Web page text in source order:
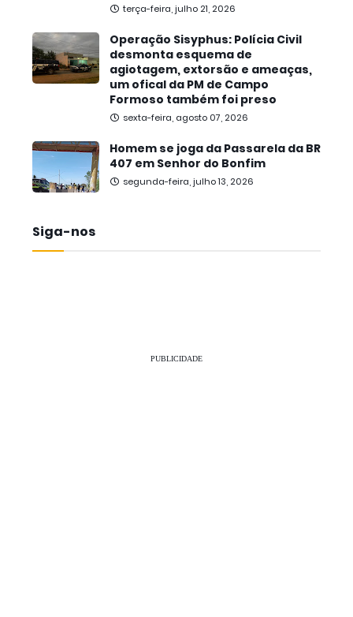
terça-feira, julho 21, 2026
Operação Sisyphus: Polícia Civil
desmonta esquema de
agiotagem, extorsão e ameaças,
um ofical da PM de Campo
Formoso também foi preso
sexta-feira, agosto 07, 2026
Homem se joga da Passarela da BR
407 em Senhor do Bonfim
segunda-feira, julho 13, 2026
Siga-nos
PUBLICIDADE